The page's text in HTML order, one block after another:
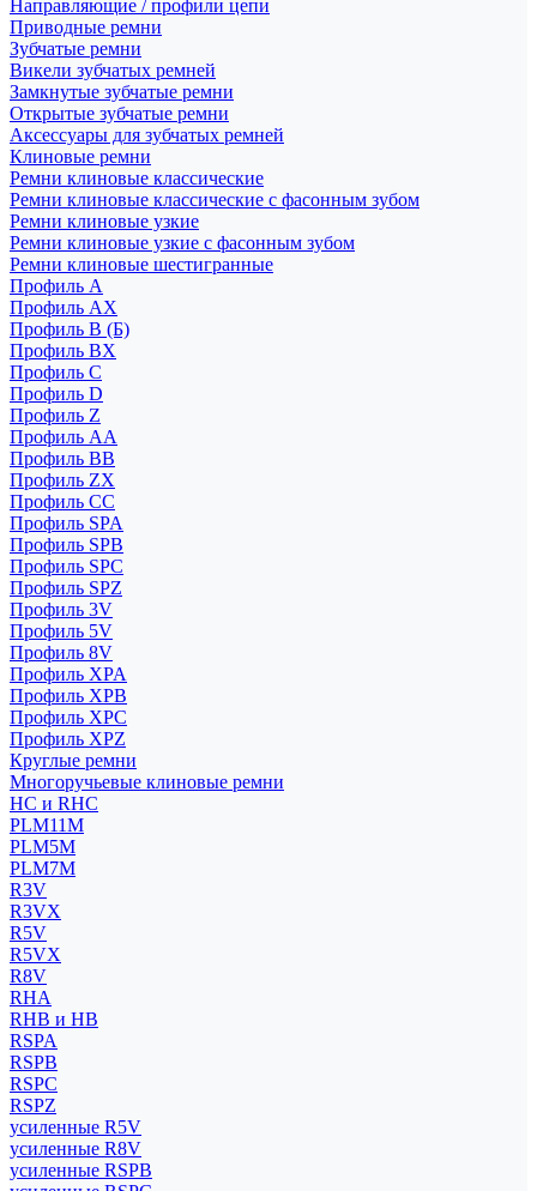
Направляющие / профили цепи
Приводные ремни
Зубчатые ремни
Викели зубчатых ремней
Замкнутые зубчатые ремни
Открытые зубчатые ремни
Аксессуары для зубчатых ремней
Клиновые ремни
Ремни клиновые классические
Ремни клиновые классические с фасонным зубом
Ремни клиновые узкие
Ремни клиновые узкие с фасонным зубом
Ремни клиновые шестигранные
Профиль A
Профиль AX
Профиль B (Б)
Профиль BX
Профиль C
Профиль D
Профиль Z
Профиль АА
Профиль BB
Профиль ZX
Профиль CC
Профиль SPA
Профиль SPB
Профиль SPC
Профиль SPZ
Профиль 3V
Профиль 5V
Профиль 8V
Профиль XPA
Профиль XPB
Профиль XPC
Профиль XPZ
Круглые ремни
Многоручьевые клиновые ремни
HC и RHC
PLM11M
PLM5M
PLM7M
R3V
R3VX
R5V
R5VX
R8V
RHA
RHB и HB
RSPA
RSPB
RSPC
RSPZ
усиленные R5V
усиленные R8V
усиленные RSPB